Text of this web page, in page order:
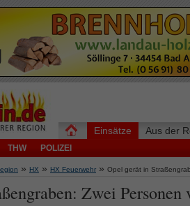
Einsätze
THW POLIZEI
Aus der
» HX » HX Feuerwehr » Opel gerät in
Zwei Personen